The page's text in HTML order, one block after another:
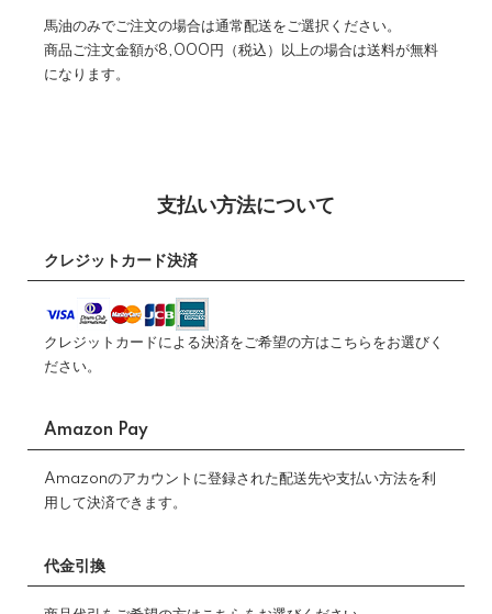
馬油のみでご注文の場合は通常配送をご選択ください。
商品ご注文金額が8,000円（税込）以上の場合は送料が無料
になります。
支払い方法について
クレジットカード決済
クレジットカードによる決済をご希望の方はこちらをお選びく
ださい。
Amazon Pay
Amazonのアカウントに登録された配送先や支払い方法を利
用して決済できます。
代金引換